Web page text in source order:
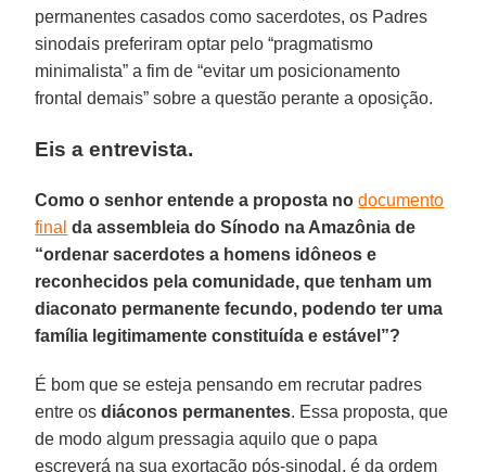
permanentes casados como sacerdotes, os Padres
sinodais preferiram optar pelo “pragmatismo
minimalista” a fim de “evitar um posicionamento
frontal demais” sobre a questão perante a oposição.
Eis a entrevista.
Como o senhor entende a proposta nodocumento
final da assembleia do Sínodo na Amazônia de
“ordenar sacerdotes a homens idôneos e
reconhecidos pela comunidade, que tenham um
diaconato permanente fecundo, podendo ter uma
família legitimamente constituída e estável”?
É bom que se esteja pensando em recrutar padres
entre os diáconos permanentes. Essa proposta, que
de modo algum pressagia aquilo que o papa
escreverá na sua exortação pós-sinodal, é da ordem